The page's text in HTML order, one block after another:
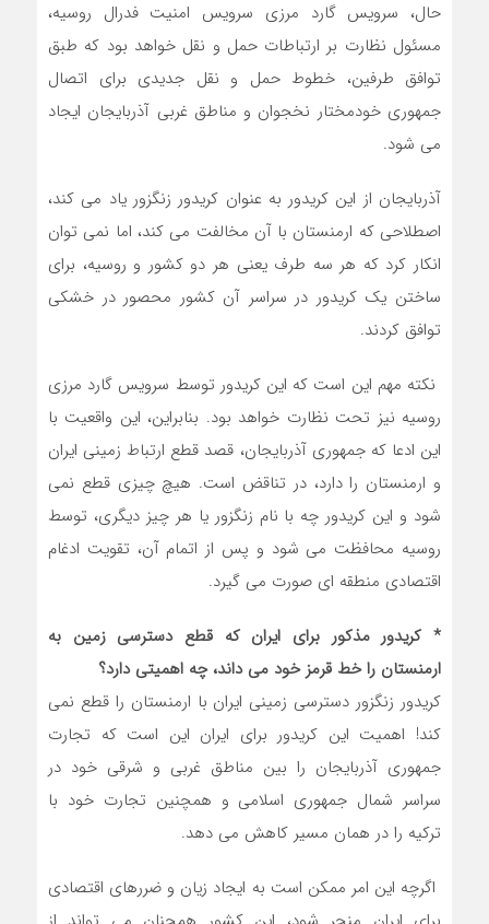
حال، سرویس گارد مرزی سرویس امنیت فدرال روسیه،
مسئول نظارت بر ارتباطات حمل و نقل خواهد بود که طبق
توافق طرفین، خطوط حمل و نقل جدیدی برای اتصال
جمهوری خودمختار نخجوان و مناطق غربی آذربایجان ایجاد
می شود.
آذربایجان از این کریدور به عنوان کریدور زنگزور یاد می کند،
اصطلاحی که ارمنستان با آن مخالفت می کند، اما نمی توان
انکار کرد که هر سه طرف یعنی هر دو کشور و روسیه، برای
ساختن یک کریدور در سراسر آن کشور محصور در خشکی
توافق کردند.
نکته مهم این است که این کریدور توسط سرویس گارد مرزی
روسیه نیز تحت نظارت خواهد بود. بنابراین، این واقعیت با
این ادعا که جمهوری آذربایجان، قصد قطع ارتباط زمینی ایران
و ارمنستان را دارد، در تناقض است. هیچ چیزی قطع نمی
شود و این کریدور چه با نام زنگزور یا هر چیز دیگری، توسط
روسیه محافظت می شود و پس از اتمام آن، تقویت ادغام
اقتصادی منطقه ای صورت می گیرد.
* کریدور مذکور برای ایران که قطع دسترسی زمین به
ارمنستان را خط قرمز خود می داند، چه اهمیتی دارد؟
کریدور زنگزور دسترسی زمینی ایران با ارمنستان را قطع نمی
کند! اهمیت این کریدور برای ایران این است که تجارت
جمهوری آذربایجان را بین مناطق غربی و شرقی خود در
سراسر شمال جمهوری اسلامی و همچنین تجارت خود با
ترکیه را در همان مسیر کاهش می دهد.
اگرچه این امر ممکن است به ایجاد زیان و ضررهای اقتصادی